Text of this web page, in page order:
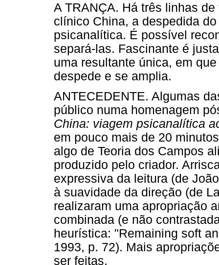
A TRANÇA. Há três linhas
clínico China, a despedida
psicanalítica. É possível
separá-las. Fascinante é
uma resultante única, em
despede e se amplia.
ANTECEDENTE. Algumas
público numa homenagem
China: viagem psicanalítica
em pouco mais de 20
algo de Teoria dos Campos
produzido pelo criador.
expressiva da leitura (de
à suavidade da direção (de
realizaram uma apropriação
combinada (e não
heurística: "Remaining soft
1993, p. 72). Mais
ser feitas.